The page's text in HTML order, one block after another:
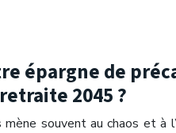
épargne de
2045 ?
souvent au chaos et à